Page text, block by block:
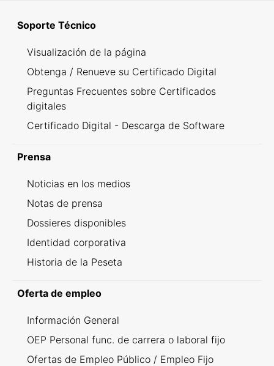
Soporte Técnico
Visualización de la página
Obtenga / Renueve su Certificado Digital
Preguntas Frecuentes sobre Certificados
digitales
Certificado Digital - Descarga de Software
Prensa
Noticias en los medios
Notas de prensa
Dossieres disponibles
Identidad corporativa
Historia de la Peseta
Oferta de empleo
Información General
OEP Personal func. de carrera o laboral fijo
Ofertas de Empleo Público / Empleo Fijo